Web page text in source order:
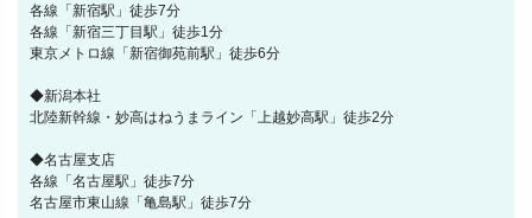
各線「新宿駅」徒歩7分
各線「新宿三丁目駅」徒歩1分
東京メトロ線「新宿御苑前駅」徒歩6分
◆新潟本社
北陸新幹線・妙高はねうまライン「上越妙高駅」徒歩2分
◆名古屋支店
各線「名古屋駅」徒歩7分
名古屋市東山線「亀島駅」徒歩7分